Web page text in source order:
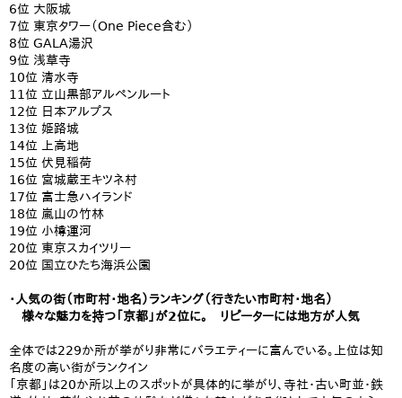
6位 大阪城
7位 東京タワー（One Piece含む）
8位 GALA湯沢
9位 浅草寺
10位 清水寺
11位 立山黒部アルペンルート
12位 日本アルプス
13位 姫路城
14位 上高地
15位 伏見稲荷
16位 宮城蔵王キツネ村
17位 富士急ハイランド
18位 嵐山の竹林
19位 小樽運河
20位 東京スカイツリー
20位 国立ひたち海浜公園
・人気の街（市町村・地名）ランキング（行きたい市町村・地名）
様々な魅力を持つ「京都」が2位に。 リピーターには地方が人気
全体では229か所が挙がり非常にバラエティーに富んでいる。上位は知
名度の高い街がランクイン
​「京都」は20か所以上のスポットが具体的に挙がり、寺社・古い町並・鉄